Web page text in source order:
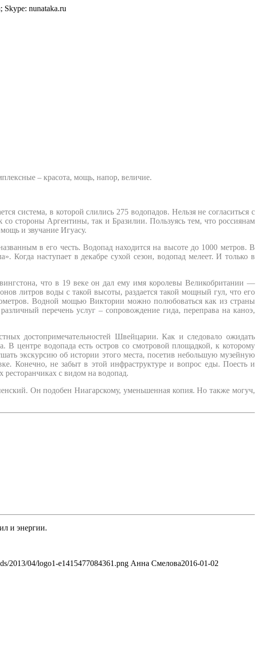
nunataka.ru
– красота, мощь, напор, величие.
система, в которой слились 275 водопадов. Нельзя не согласиться с
стороны Аргентины, так и Бразилии. Пользуясь тем, что россиянам
и звучание Игуасу.
в его честь. Водопад находится на высоте до 1000 метров. В
Когда наступает в декабре сухой сезон, водопад мелеет. И только в
что в 19 веке он дал ему имя королевы Великобритании —
литров воды с такой высоты, раздается такой мощный гул, что его
Водной мощью Виктории можно полюбоваться как из страны
перечень услуг – сопровождение гида, переправа на каноэ,
достопримечательностей Швейцарии. Как и следовало ожидать
центре водопада есть остров со смотровой площадкой, к которому
экскурсию об истории этого места, посетив небольшую музейную
Конечно, не забыт в этой инфраструктуре и вопрос еды. Поесть и
с видом на водопад.
Он подобен Ниагарскому, уменьшенная копия. Но также могуч,
и энергии.
2013/04/logo1-e1415477084361.png Анна Смелова2016-01-02